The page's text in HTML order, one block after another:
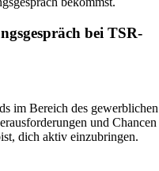
bei TSR-
im Bereich des gewerblichen
und Chancen
dich aktiv einzubringen.